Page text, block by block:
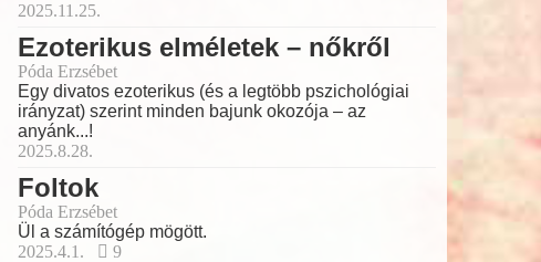
2025.11.25.
Ezoterikus elméletek – nőkről
Póda Erzsébet
Egy divatos ezoterikus (és a legtöbb pszichológiai
irányzat) szerint minden bajunk okozója – az
anyánk...!
2025.8.28.
Foltok
Póda Erzsébet
Ül a számítógép mögött.
2025.4.1.
9